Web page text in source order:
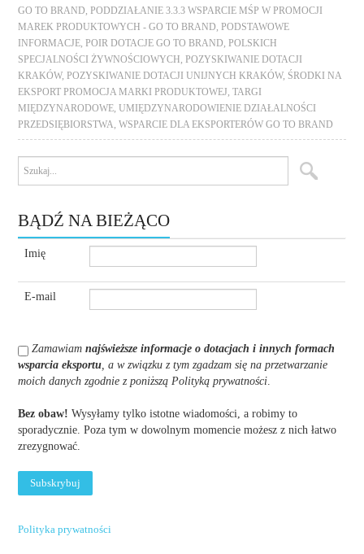
GO TO BRAND ,PODDZIAŁANIE 3.3.3 WSPARCIE MŚP W PROMOCJI
MAREK PRODUKTOWYCH - GO TO BRAND ,PODSTAWOWE
INFORMACJE ,POIR DOTACJE GO TO BRAND ,POLSKICH
SPECJALNOŚCI ŻYWNOŚCIOWYCH ,POZYSKIWANIE DOTACJI
KRAKÓW,POZYSKIWANIE DOTACJI UNIJNYCH KRAKÓW, ŚRODKI NA
EKSPORT PROMOCJA MARKI PRODUKTOWEJ ,TARGI
MIĘDZYNARODOWE ,UMIĘDZYNARODOWIENIE DZIAŁALNOŚCI
PRZEDSIĘBIORSTWA ,WSPARCIE DLA EKSPORTERÓW GO TO BRAND
BĄDŹ NA BIEŻĄCO
Imię
E-mail
Zamawiamnajświeższe informacje o dotacjach i innych formach
wsparcia eksportu , a w związku z tym zgadzam się na przetwarzanie
moich danych zgodnie z poniższą Polityką prywatności
Bez obaw! Wysyłamy tylko istotne wiadomości, a robimy to
sporadycznie. Poza tym w dowolnym momencie możesz z nich łatwo
zrezygnować.
Polityka prywatności